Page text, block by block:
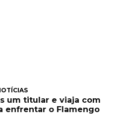
um titular e viaja com
enfrentar o Flamengo